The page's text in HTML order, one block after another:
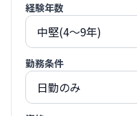
経験年数
勤務条件